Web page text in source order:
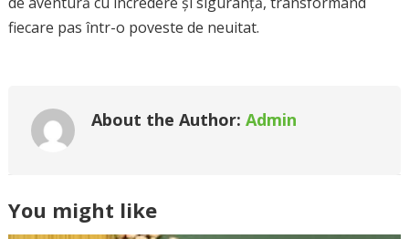
fiecare pas într-o poveste de neuitat.
About the Author: Admin
You might like